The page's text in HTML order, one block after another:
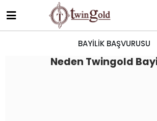
BAYİLİK BAŞVURUSU
Neden Twingold